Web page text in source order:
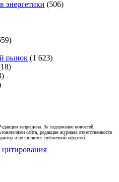
энергетики (506)
рынок (1 623)
запрещена. За содержание новостей,
сайта, редакция журнала ответственности
и не является публичной офертой.